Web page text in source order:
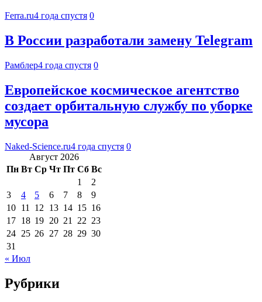
Ferra.ru4 года спустя 0
В России разработали замену Telegram
Рамблер4 года спустя 0
Европейское космическое агентство
создает орбитальную службу по уборке
мусора
Naked-Science.ru4 года спустя 0
Август 2026
Пн Вт Ср Чт Пт Сб Вс
1
2
3
4 5 6 7 8
9
10 11 12 13 14 15 16
17 18 19 20 21 22 23
24 25 26 27 28 29 30
31
« Июл
Рубрики